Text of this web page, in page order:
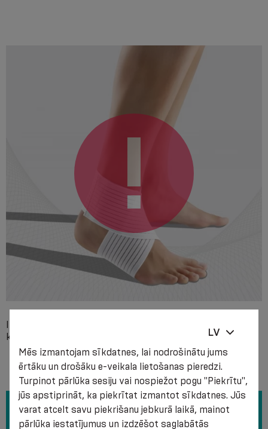
komponentiem.
LV
Mēs izmantojam sīkdatnes, lai nodrošinātu jums
ērtāku un drošāku e-veikala lietošanas pieredzi.
Turpinot pārlūka sesiju vai nospiežot pogu "Piekrītu",
jūs apstiprināt, ka piekrītat izmantot sīkdatnes. Jūs
varat atcelt savu piekrišanu jebkurā laikā, mainot
pārlūka iestatījumus un izdzēšot saglabātās